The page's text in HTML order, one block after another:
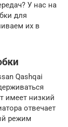
У нас на
для
их в
Qashqai
имеет низкий
отвечает
режим